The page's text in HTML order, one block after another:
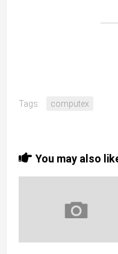
Tags: computex
You may also